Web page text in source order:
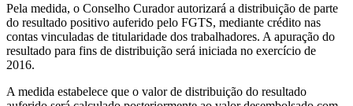
Pela medida, o Conselho Curador autorizará a distribuição de parte
do resultado positivo auferido pelo FGTS, mediante crédito nas
contas vinculadas de titularidade dos trabalhadores. A apuração do
resultado para fins de distribuição será iniciada no exercício de
2016.
A medida estabelece que o valor de distribuição do resultado